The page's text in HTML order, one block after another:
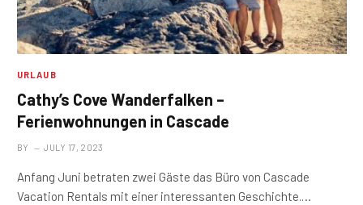
URLAUB
Cathy’s Cove Wanderfalken –
Ferienwohnungen in Cascade
BY JULY 17, 2023
Anfang Juni betraten zwei Gäste das Büro von Cascade
Vacation Rentals mit einer interessanten Geschichte.…